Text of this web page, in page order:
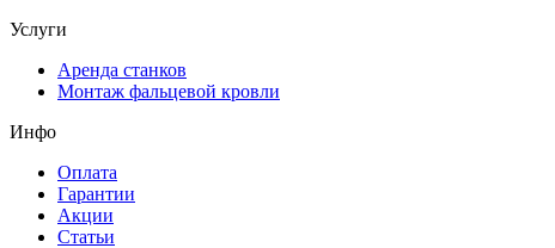
Услуги
Аренда станков
Монтаж фальцевой кровли
Инфо
Оплата
Гарантии
Акции
Статьи